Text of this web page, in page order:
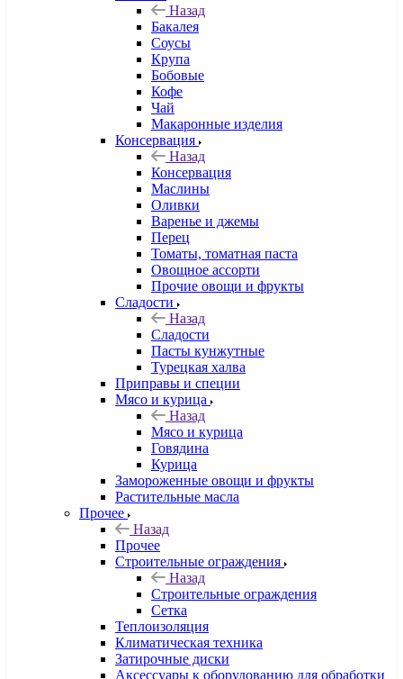
Назад
Бакалея
Соусы
Крупа
Бобовые
Кофе
Чай
Макаронные изделия
Консервация
Назад
Консервация
Маслины
Оливки
Варенье и джемы
Перец
Томаты, томатная паста
Овощное ассорти
Прочие овощи и фрукты
Сладости
Назад
Сладости
Пасты кунжутные
Турецкая халва
Приправы и специи
Мясо и курица
Назад
Мясо и курица
Говядина
Курица
Замороженные овощи и фрукты
Растительные масла
Прочее
Назад
Прочее
Строительные ограждения
Назад
Строительные ограждения
Сетка
Теплоизоляция
Климатическая техника
Затирочные диски
Аксессуары к оборудованию для обработки